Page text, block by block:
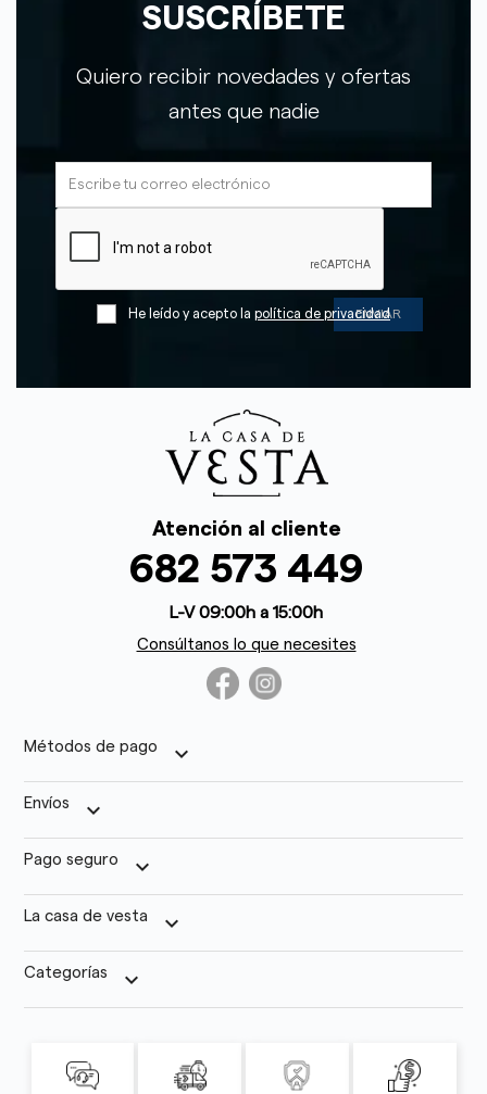
SUSCRÍBETE
Quiero recibir novedades y ofertas
antes que nadie
He leído y acepto la política de privacidad
Atención al cliente
682 573 449
L-V 09:00h a 15:00h
Consúltanos lo que necesites
Métodos de pago keyboard_arrow_down
Envíos keyboard_arrow_down
Pago seguro keyboard_arrow_down
La casa de vesta keyboard_arrow_down
Categorías keyboard_arrow_down